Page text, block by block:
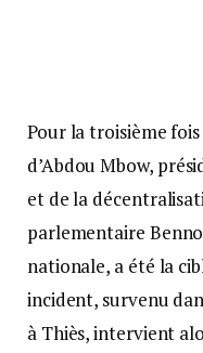
Pour la troisième
d’Abdou Mbow,
et de la
parlementaire Benno
nationale, a été la
incident, survenu
à Thiès, intervient